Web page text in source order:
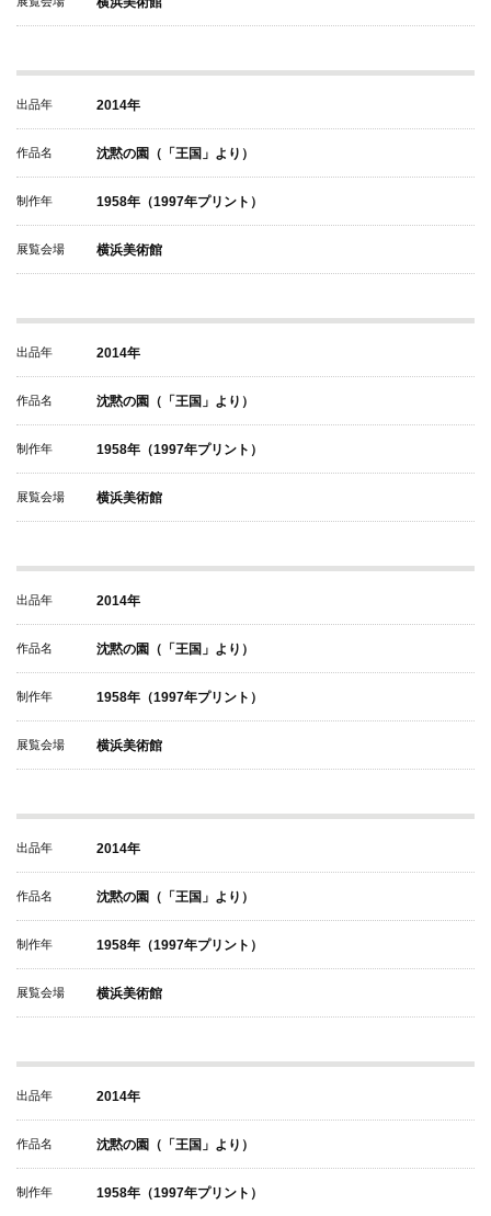
出品年 2014年
作品名 沈黙の園（「王国」より）
制作年 1958年（1997年プリント）
展覧会場 横浜美術館
出品年 2014年
作品名 沈黙の園（「王国」より）
制作年 1958年（1997年プリント）
展覧会場 横浜美術館
出品年 2014年
作品名 沈黙の園（「王国」より）
制作年 1958年（1997年プリント）
展覧会場 横浜美術館
出品年 2014年
作品名 沈黙の園（「王国」より）
制作年 1958年（1997年プリント）
展覧会場 横浜美術館
出品年 2014年
作品名 沈黙の園（「王国」より）
制作年 1958年（1997年プリント）